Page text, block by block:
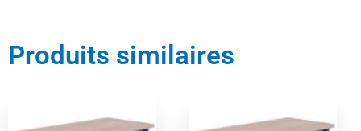
Produits similaires
prix
prix
prix
prix